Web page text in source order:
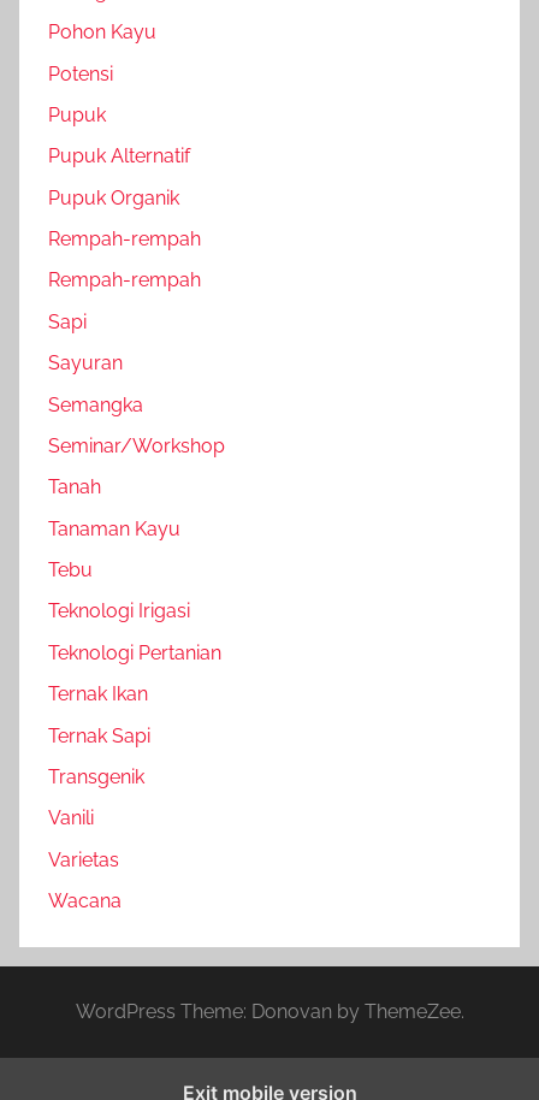
Pohon Kayu
Potensi
Pupuk
Pupuk Alternatif
Pupuk Organik
Rempah-rempah
Rempah-rempah
Sapi
Sayuran
Semangka
Seminar/Workshop
Tanah
Tanaman Kayu
Tebu
Teknologi Irigasi
Teknologi Pertanian
Ternak Ikan
Ternak Sapi
Transgenik
Vanili
Varietas
Wacana
WordPress Theme: Donovan by ThemeZee.
Exit mobile version